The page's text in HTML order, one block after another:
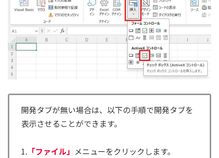
開発タブが無い場合は、以下の手順で開発タブを
表示させることができます。
1. 「ファイル」 メニューをクリックします。